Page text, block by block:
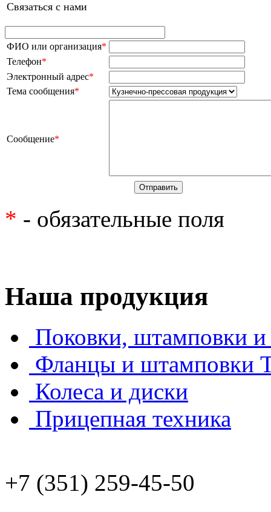
Связаться с нами
ФИО или организация*
Телефон*
Электронный адрес*
Тема сообщения*
Сообщение*
* - обязательные поля
Наша продукция
Поковки, штамповки и
Фланцы и штамповки
Колеса и диски
Прицепная техника
+7 (351) 259-45-50